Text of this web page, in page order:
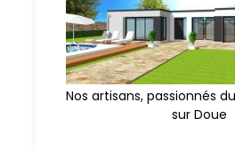
Nos artisans, passionnés
sur Doue